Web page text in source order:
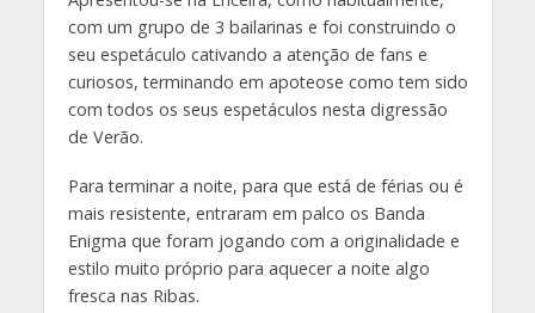
com um grupo de 3 bailarinas e foi construindo o
seu espetáculo cativando a atenção de fans e
curiosos, terminando em apoteose como tem sido
com todos os seus espetáculos nesta digressão
de Verão.
Para terminar a noite, para que está de férias ou é
mais resistente, entraram em palco os Banda
Enigma que foram jogando com a originalidade e
estilo muito próprio para aquecer a noite algo
fresca nas Ribas.